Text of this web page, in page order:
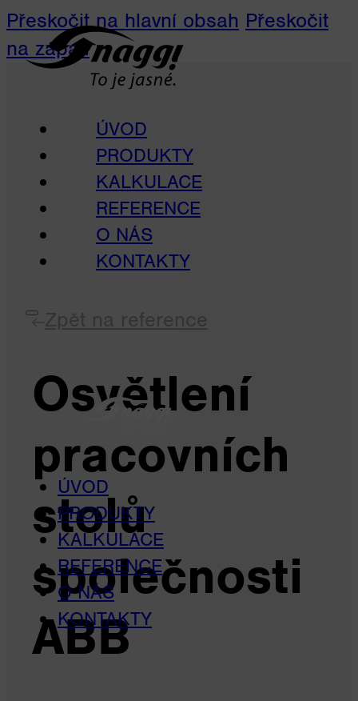
Přeskočit na hlavní obsah Přeskočit
na zápatí
ÚVOD
PRODUKTY
KALKULACE
REFERENCE
O NÁS
KONTAKTY
ÚVOD
PRODUKTY
KALKULACE
REFERENCE
O NÁS
KONTAKTY
Osvětlení
pracovních
stolů
společnosti
ABB